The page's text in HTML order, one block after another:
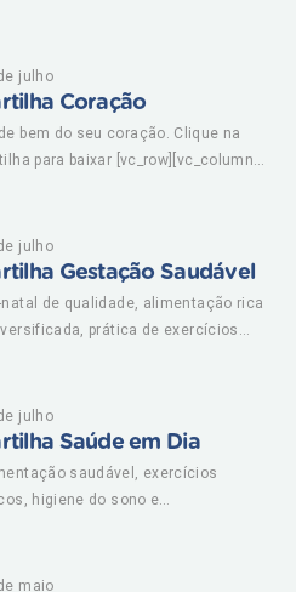
size="lg"
vc_row]
julho
Coração
bem do seu coração. Clique na
para baixar [vc_row][vc_column]
vc_row]
julho
Gestação Saudável
natal de qualidade, alimentação rica
prática de exercícios
e confira todas nossas cartilhas"
size="lg"
julho
Saúde em Dia
saudável, exercícios
higiene do sono e
aqui e confira todas nossas
maio